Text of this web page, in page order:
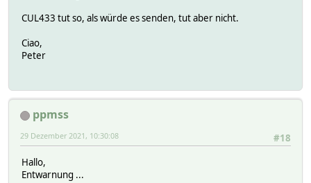
CUL433 tut so, als würde es senden, tut aber nicht.
Ciao,
Peter
ppmss
#18
29 Dezember 2021, 10:30:08
Hallo,
Entwarnung ...